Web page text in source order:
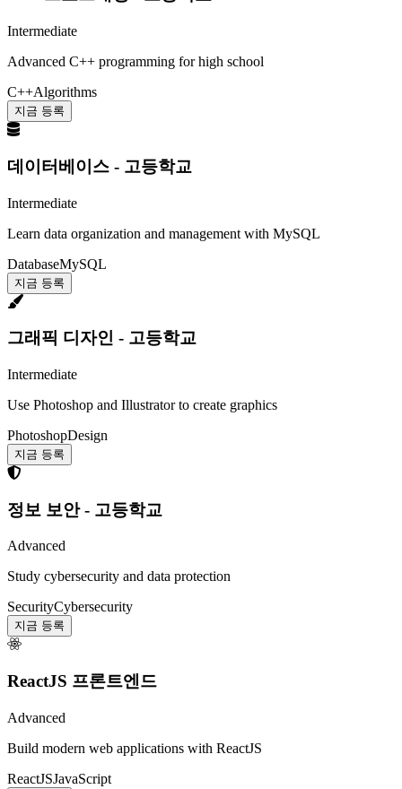
Intermediate
Advanced C++ programming for high school
C++Algorithms
지금 등록
데이터베이스 - 고등학교
Intermediate
Learn data organization and management with MySQL
DatabaseMySQL
지금 등록
그래픽 디자인 - 고등학교
Intermediate
Use Photoshop and Illustrator to create graphics
PhotoshopDesign
지금 등록
정보 보안 - 고등학교
Advanced
Study cybersecurity and data protection
SecurityCybersecurity
지금 등록
ReactJS 프론트엔드
Advanced
Build modern web applications with ReactJS
ReactJSJavaScript